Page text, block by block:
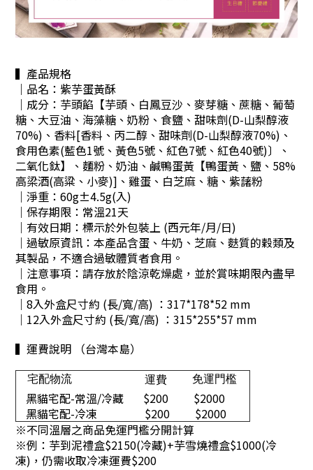
▍產品規格
｜品名：紫芋蛋黃酥
｜成分： 芋頭餡【芋頭、白鳳豆沙、麥芽糖、蔗糖、葡萄
糖、大豆油、海藻糖、奶粉、食鹽、甜味劑(D-山梨醇液
70%)、香料[香料、丙二醇、甜味劑(D-山梨醇液70%)、
食用色素(藍色1號、黃色5號、紅色7號、紅色40號)〕、
二氧化鈦】、麵粉、奶油、鹹鴨蛋黃【鴨蛋黃、鹽、58%
高梁酒(高粱、小麥)]、雞蛋、白芝麻、糖、紫藷粉
｜淨重： 60g±4.5g(入)
｜保存期限：常溫21天
｜有效日期：標示於外包裝上 (西元年/月/日)
｜過敏原資訊：本產品含蛋、牛奶、芝麻、麩質的穀類及
其製品，不適合過敏體質者食用。
｜注意事項：請存放於陰涼乾燥處，並於賞味期限內盡早
食用。
｜8入外盒尺寸約 (長/寬/高) ：317*178*52 mm
｜ 12入外盒尺寸約 (長/寬/高) ：315*255*57 mm
▍運費說明 （台灣本島）
宅配物流 運費 免運門檻
黑貓宅配-常溫/冷藏 $200
$2000
黑貓宅配-冷凍
$200
$2000
※不同溫層之商品免運門檻分開計算
※例：芋到泥禮盒$2150(冷藏)+芋雪燒禮盒$1000(冷
凍)，仍需收取冷凍運費$200